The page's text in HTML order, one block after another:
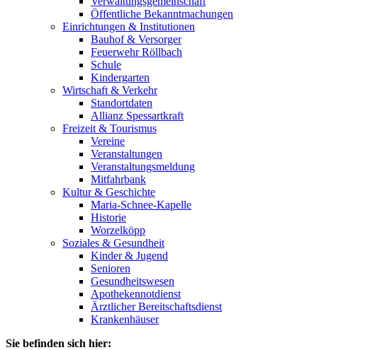
Öffentliche Bekanntmachungen
Einrichtungen & Institutionen
Bauhof & Versorger
Feuerwehr Röllbach
Schule
Kindergarten
Wirtschaft & Verkehr
Standortdaten
Allianz Spessartkraft
Freizeit & Tourismus
Vereine
Veranstaltungen
Veranstaltungsmeldung
Mitfahrbank
Kultur & Geschichte
Maria-Schnee-Kapelle
Historie
Worzelköpp
Soziales & Gesundheit
Kinder & Jugend
Senioren
Gesundheitswesen
Apothekennotdienst
Ärztlicher Bereitschaftsdienst
Krankenhäuser
Sie befinden sich hier: